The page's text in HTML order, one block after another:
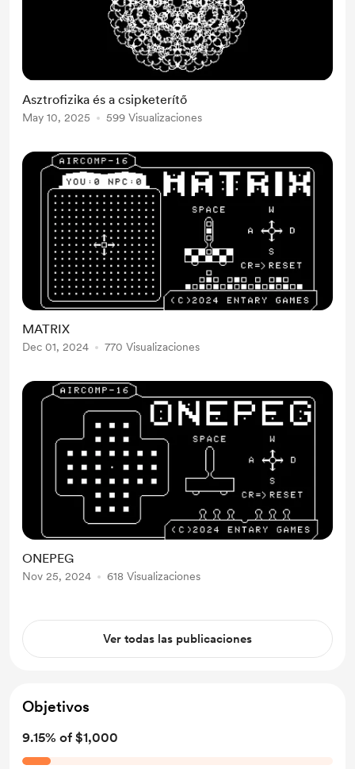
Asztrofizika és a csipketerítő
May 10, 2025 599 Visualizaciones
MATRIX
Dec 01, 2024 770 Visualizaciones
ONEPEG
Nov 25, 2024 618 Visualizaciones
Ver todas las publicaciones
Objetivos
9.15% of $1,000